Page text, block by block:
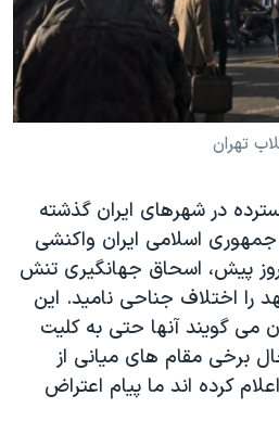
۲۰۲۴
ایران
تهران
در شهرهای ایران گذشته
اسلامی ایران واکنشی
روز پیش، اسحاق جهانگیری تنش
را اختلاف جناحی نامید. این
می گویند آنها حتی به کلیت
برخی مقام های میانی از
کرده اند ما پیام اعتراض